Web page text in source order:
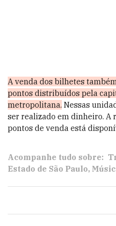
A venda dos bilhetes
pontos distribuídos pela
metropolitana. Nessas
ser realizado em dinheiro. A
pontos de venda está
Acompanhe tudo sobre:
Estado de São Paulo